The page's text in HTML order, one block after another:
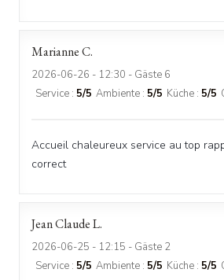
MarianneC
2026-06-26 - 12:30 - Gäste 6
Service : 5/5 Ambiente : 5/5 Küche : 5/5
Accueil chaleureux service au top
correct
Jean ClaudeL
2026-06-25 - 12:15 - Gäste 2
Service : 5/5 Ambiente : 5/5 Küche : 5/5